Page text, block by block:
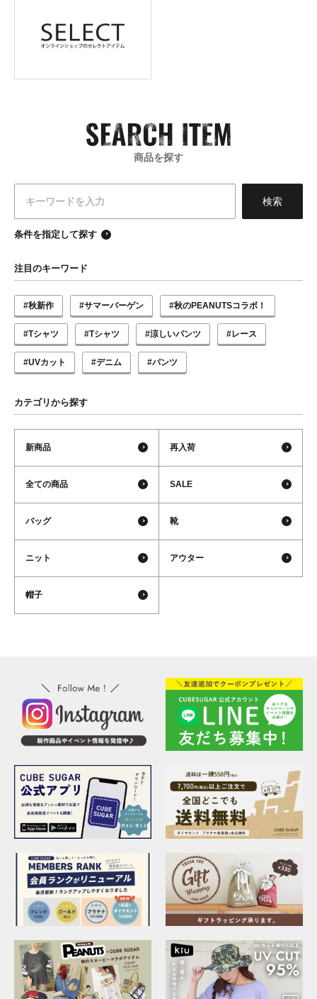
商品を探す
条件を指定して探す
注目のキーワード
#秋新作 #サマーバーゲン #秋のPEANUTSコラボ！
#Tシャツ #Tシャツ #涼しいパンツ #レース
#UVカット #デニム #パンツ
カテゴリから探す
新商品 再入荷
全ての商品 SALE
バッグ 靴
ニット アウター
帽子